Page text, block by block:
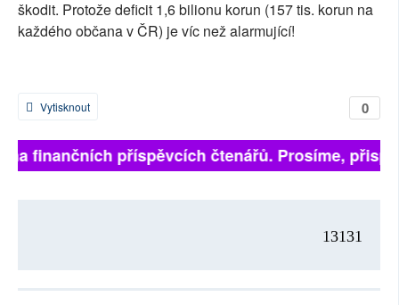
škodit. Protože deficit 1,6 bilionu korun (157 tis. korun na
každého občana v ČR) je víc než alarmující!
0
Vytisknout
finančních příspěvcích čtenářů. Prosíme,
13131